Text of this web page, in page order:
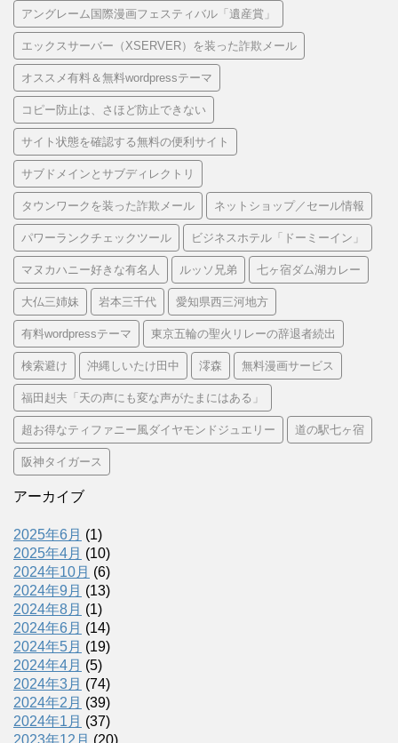
アングレーム国際漫画フェスティバル「遺産賞」
エックスサーバー（XSERVER）を装った詐欺メール
オススメ有料＆無料wordpressテーマ
コピー防止は、さほど防止できない
サイト状態を確認する無料の便利サイト
サブドメインとサブディレクトリ
タウンワークを装った詐欺メール ネットショップ／セール情報
パワーランクチェックツール ビジネスホテル「ドーミーイン」
マヌカハニー好きな有名人 ルッソ兄弟 七ヶ宿ダム湖カレー
大仏三姉妹 岩本三千代 愛知県西三河地方
有料wordpressテーマ 東京五輪の聖火リレーの辞退者続出
検索避け 沖縄しいたけ田中 澪森 無料漫画サービス
福田赳夫「天の声にも変な声がたまにはある」
超お得なティファニー風ダイヤモンドジュエリー 道の駅七ヶ宿
阪神タイガース
アーカイブ
2025年6月 (1)
2025年4月 (10)
2024年10月 (6)
2024年9月 (13)
2024年8月 (1)
2024年6月 (14)
2024年5月 (19)
2024年4月 (5)
2024年3月 (74)
2024年2月 (39)
2024年1月 (37)
2023年12月 (20)